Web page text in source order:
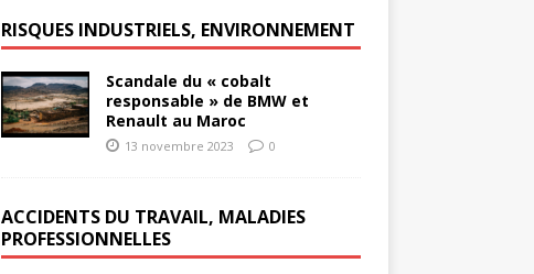
RISQUES INDUSTRIELS, ENVIRONNEMENT
Scandale du « cobalt
responsable » de BMW et
Renault au Maroc
13 novembre 2023 0
ACCIDENTS DU TRAVAIL, MALADIES
PROFESSIONNELLES